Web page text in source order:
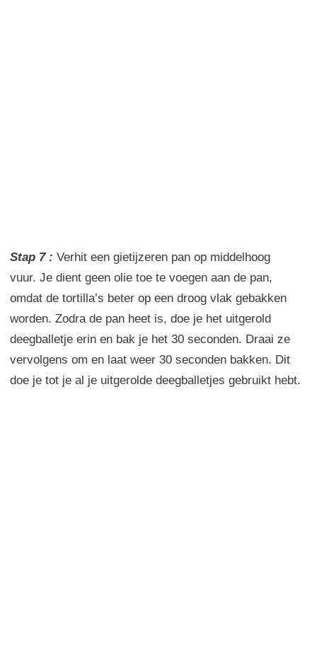
Stap 7 : Verhit een gietijzeren pan op middelhoog
vuur. Je dient geen olie toe te voegen aan de pan,
omdat de tortilla’s beter op een droog vlak gebakken
worden. Zodra de pan heet is, doe je het uitgerold
deegballetje erin en bak je het 30 seconden. Draai ze
vervolgens om en laat weer 30 seconden bakken. Dit
doe je tot je al je uitgerolde deegballetjes gebruikt hebt.